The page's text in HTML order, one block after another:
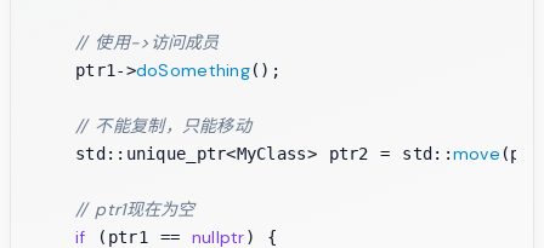
// 使用->访问成员
    ptr1->
doSomething();
// 不能复制，只能移动
    std::unique_ptr<MyClass> ptr2 = std::
move
// ptr1现在为空
if (ptr1 == nullptr) {